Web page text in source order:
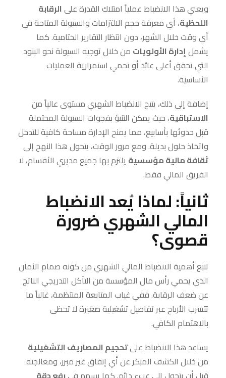
ويعني هذا الانضباط عملياً امتلاك القدرة على الرقابة
اللحظية، أي معرفة حجم الالتزامات والسيولة المتاحة في
أي وقت خلال الشهر، دون انتظار التقارير الختامية. كما
يشمل إدارة الأولويات من خلال توجيه السيولة نحو البنود
التي تحقق أعلى عائد أو تحمي استمرارية العمليات
الأساسية.
إضافة إلى ذلك، يتيح الانضباط الشهري مستوى عالياً من
الاستباقية، حيث يمكن التنبؤ بفجوات السيولة المحتملة
قبل حدوثها بأسابيع، مما يمنح الإدارة مساحة كافية للتدخل
واتخاذ حلول بديلة. ومع مرور الوقت، يتحول هذا النهج إلى
ثقافة مالية مؤسسية يلتزم بها جميع مديري الأقسام، لا
الفريق المالي فقط.
ثانياً: لماذا يُعد الانضباط
المالي الشهري ضرورة
قصوى؟
تنبع أهمية الانضباط المالي الشهري من كونه صمام الأمان
الذي يحمي رأس مال المؤسسة من التآكل التدريجي الناتج
عن ضعف الرقابة. ففي غياب المتابعة المنتظمة، غالباً ما
تتسرب الأرباح عبر تفاصيل تشغيلية صغيرة لا تحظى
بالاهتمام الكافي.
يساعد هذا الانضباط علىتحجيم المصاريف التشغيلية
من خلال الكشف المبكر عن أي إنفاق غير مبرر، ومعالجته